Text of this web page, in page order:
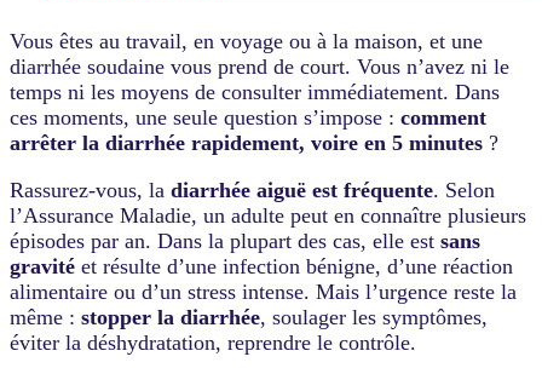
Vous êtes au travail, en voyage ou à la maison, et une
diarrhée soudaine vous prend de court. Vous n’avez ni le
temps ni les moyens de consulter immédiatement. Dans
ces moments, une seule question s’impose : comment
arrêter la diarrhée rapidement, voire en 5 minutes ?
Rassurez-vous, la diarrhée aiguë est fréquente. Selon
l’Assurance Maladie, un adulte peut en connaître plusieurs
épisodes par an. Dans la plupart des cas, elle est sans
gravité et résulte d’une infection bénigne, d’une réaction
alimentaire ou d’un stress intense. Mais l’urgence reste la
même : stopper la diarrhée, soulager les symptômes,
éviter la déshydratation, reprendre le contrôle.